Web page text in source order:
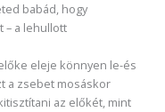
babád, hogy
– a lehullott
eleje könnyen le-és
a zsebet mosáskor
az előkét, mint